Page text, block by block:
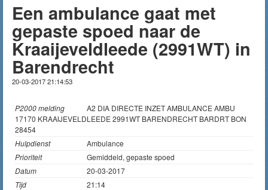
Een ambulance gaat met
gepaste spoed naar de
Kraaijeveldleede (2991WT) in
Barendrecht
20-03-2017 21:14:53
P2000 melding
A2 DIA DIRECTE INZET AMBULANCE AMBU
17170 KRAAIJEVELDLEEDE 2991WT BARENDRECHT BARDRT BON
28454
Hulpdienst
Ambulance
Prioriteit
Gemiddeld, gepaste spoed
Datum
20-03-2017
Tijd
21:14